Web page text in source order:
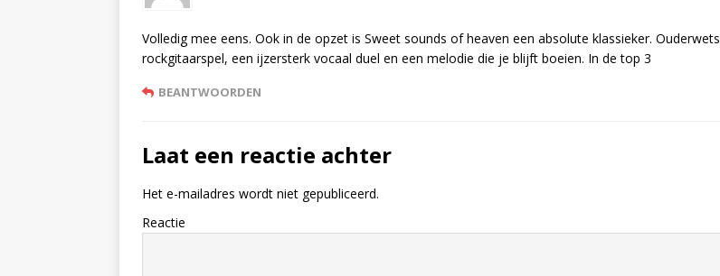
Volledig mee eens. Ook in de opzet is Sweet sounds of heaven een absolute klassieker. Ouderwets
rockgitaarspel, een ijzersterk vocaal duel en een melodie die je blijft boeien. In de top 3
BEANTWOORDEN
Laat een reactie achter
Het e-mailadres wordt niet gepubliceerd.
Reactie